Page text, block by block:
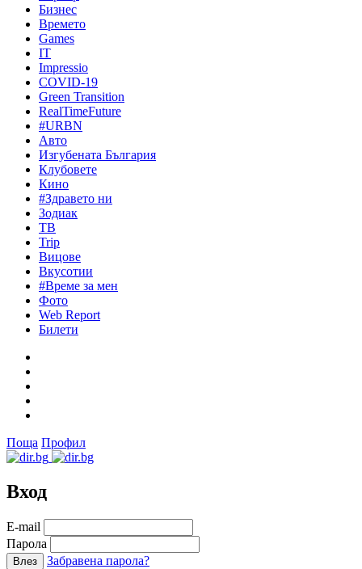
Бизнес
Времето
Games
IT
Impressio
COVID-19
Green Transition
RealTimeFuture
#URBN
Авто
Изгубената България
Клубовете
Кино
#Здравето ни
Зодиак
ТВ
Trip
Вицове
Вкусотии
#Време за мен
Фото
Web Report
Билети
Поща Профил
Вход
Е-mail
Парола
Забравена парола?